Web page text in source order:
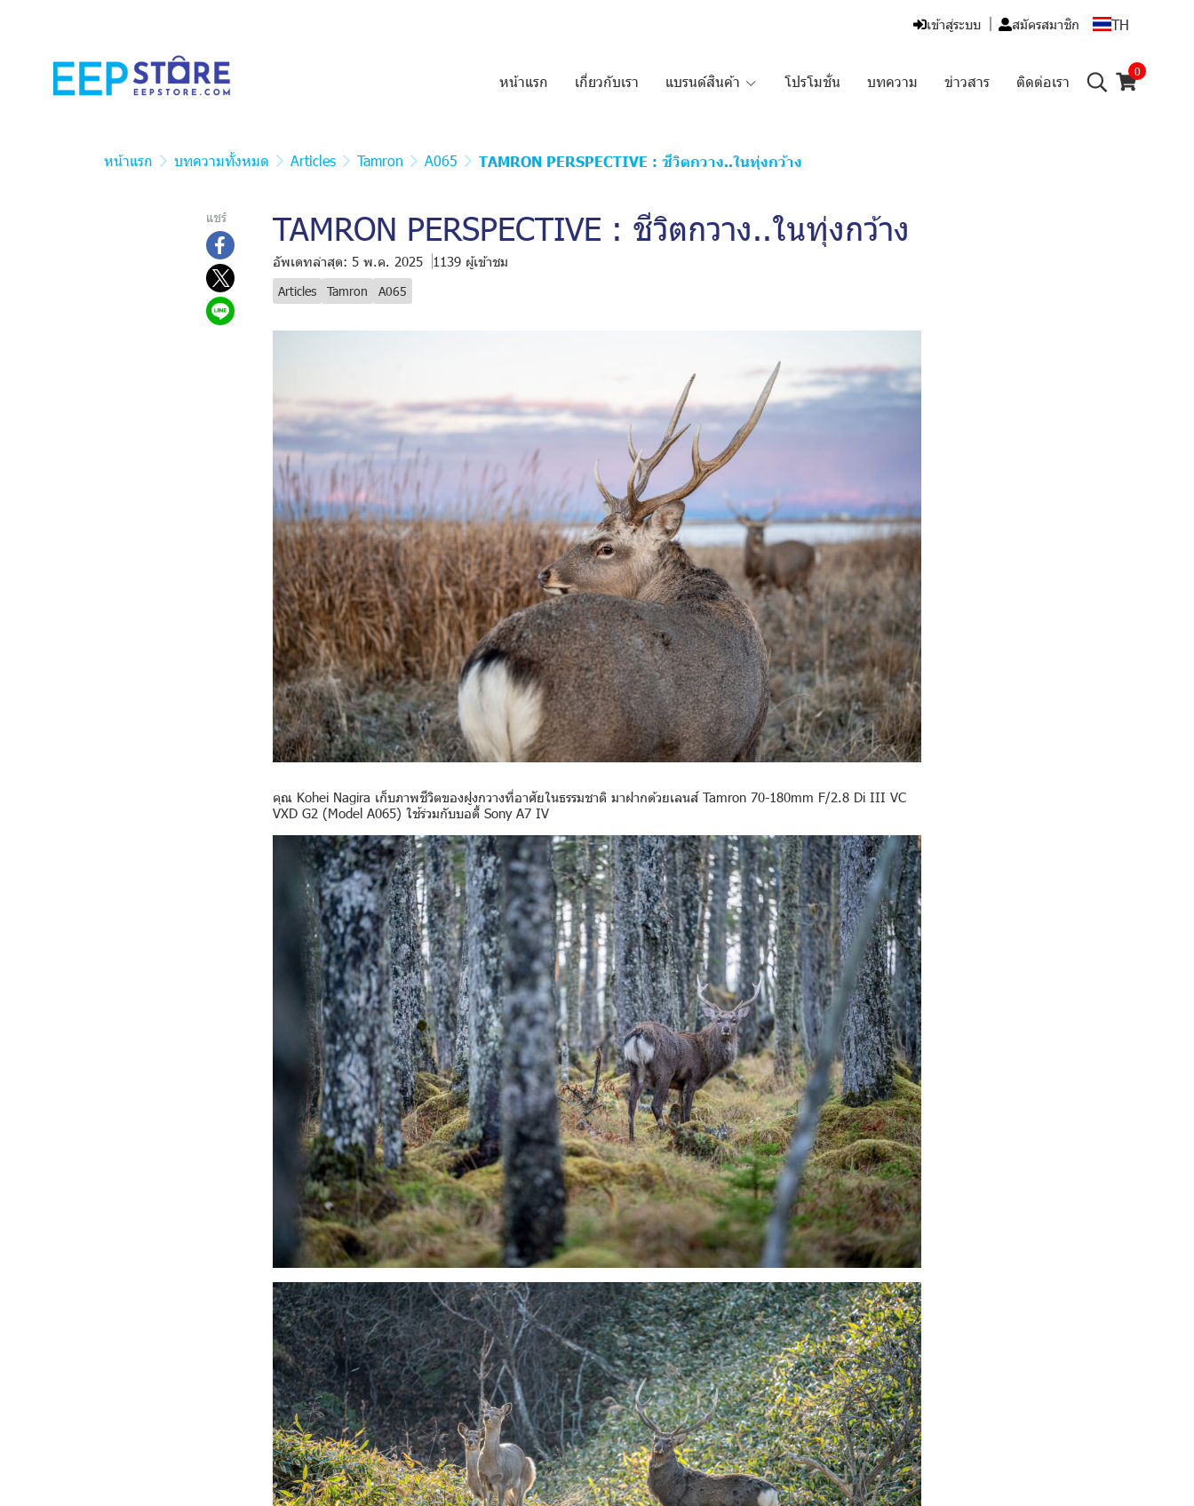
เข้าสู่ระบบ สมัครสมาชิก TH
หน้าแรก เกี่ยวกับเรา แบรนด์สินค้า โปรโมชั่น บทความ ข่าวสาร ติดต่อเรา
0
หน้าแรก บทความทั้งหมด Articles Tamron A065 TAMRON PERSPECTIVE : ชีวิตกวาง..ในทุ่งกว้าง
แชร์ TAMRON PERSPECTIVE : ชีวิตกวาง..ในทุ่งกว้าง
อัพเดทล่าสุด: 5 พ.ค. 2025 1139 ผู้เข้าชม
Articles Tamron A065
คุณ Kohei Nagira เก็บภาพชีวิตของฝูงกวางที่อาศัยในธรรมชาติ มาฝากด้วยเลนส์ Tamron 70-180mm F/2.8 Di III VC
VXD G2 (Model A065) ใช้ร่วมกับบอดี้ Sony A7 IV